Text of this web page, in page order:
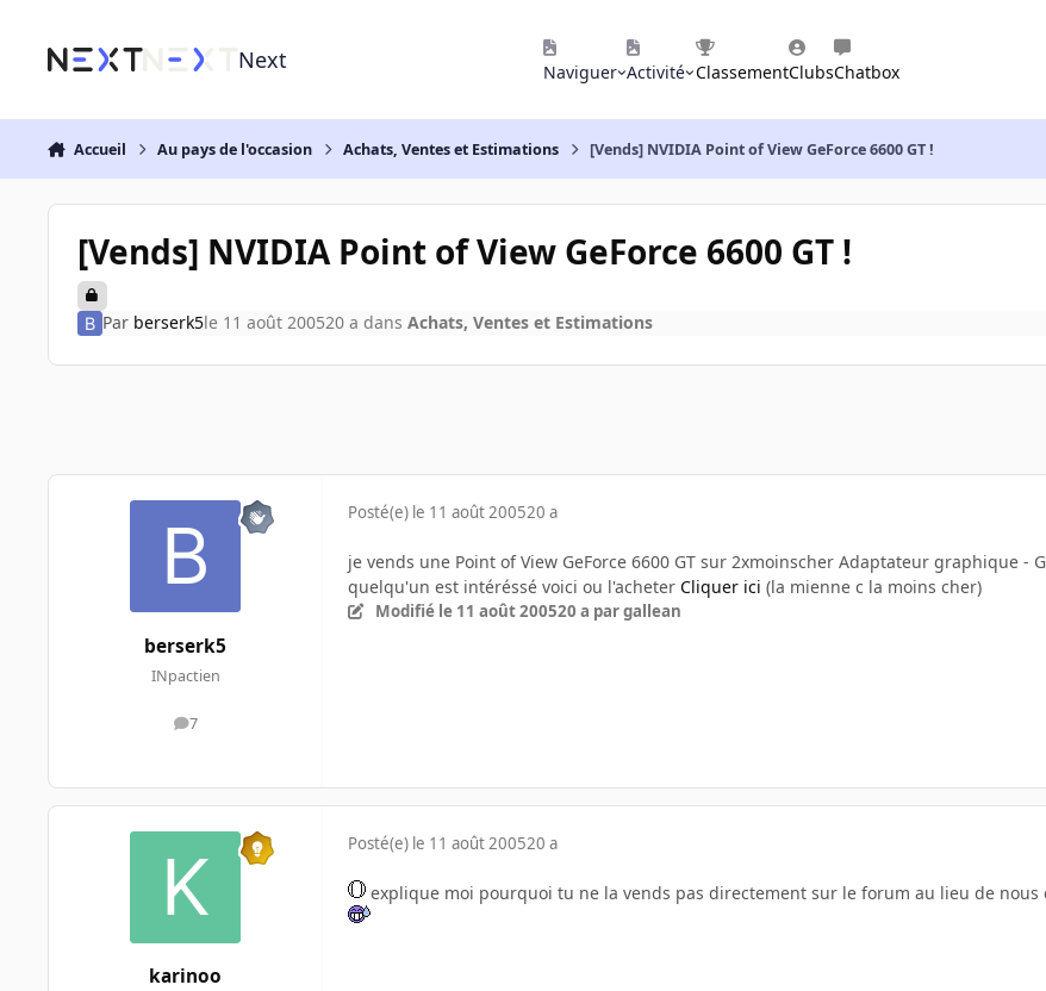
Next Naviguer Activité ClassementClubsChatbox
Accueil Au pays de l'occasion Achats, Ventes et Estimations [Vends] NVIDIA Point of View GeForce 6600 GT !
[Vends] NVIDIA Point of View GeForce 6600 GT !
Par berserk5le 11 août 200520 a dans Achats, Ventes et Estimations
berserk5
INpactien
7
messages
Posté(e) le 11 août 200520 a
je vends une Point of View GeForce 6600 GT sur 2xmoinscher Adaptateur graphique -
quelqu'un est intéréssé voici ou l'acheter Cliquer ici (la mienne c la moins cher)
Modifié le 11 août 200520 a par gallean
karinoo
Posté(e) le 11 août 200520 a
explique moi pourquoi tu ne la vends pas directement sur le forum au lieu de nous